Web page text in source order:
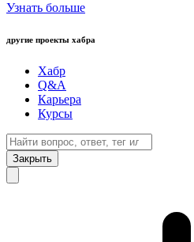
Узнать больше
другие проекты хабра
Хабр
Q&A
Карьера
Курсы
Закрыть